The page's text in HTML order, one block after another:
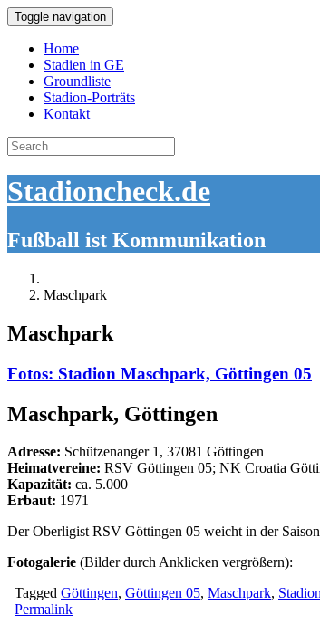
Toggle navigation
Home
Stadien in GE
Groundliste
Stadion-Porträts
Kontakt
Search
for:
Stadioncheck.de
Fußball ist Kommunikation
Maschpark
Maschpark
Fotos: Stadion Maschpark, Göttingen 05
Maschpark, Göttingen
Adresse: Schützenanger 1, 37081 Göttingen
Heimatvereine: RSV Göttingen 05; NK Croatia
Kapazität: ca. 5.000
Erbaut: 1971
Der Oberligist RSV Göttingen 05 weicht in der
Fotogalerie (Bilder durch Anklicken vergrößern):
Tagged Göttingen, Göttingen 05, Maschpark,
Permalink